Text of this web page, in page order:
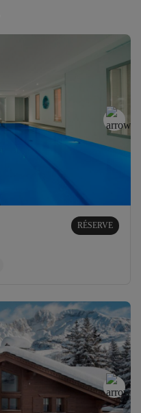
RÉSERVE